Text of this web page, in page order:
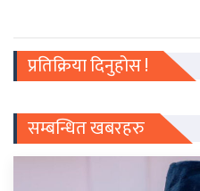
प्रतिक्रिया दिनुहोस !
सम्बन्धित खबरहरु